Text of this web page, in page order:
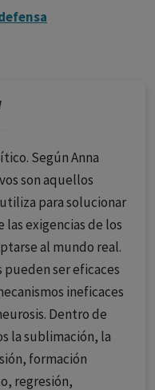
Según Anna
son aquellos
para solucionar
exigencias de los
al mundo real.
pueden ser eficaces
ineficaces
Dentro de
la sublimación, la
formación
regresión,